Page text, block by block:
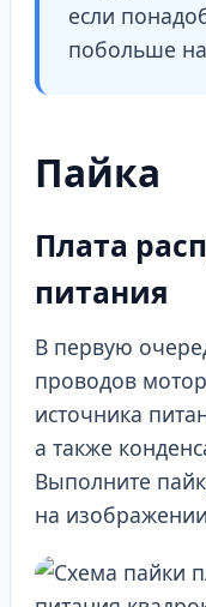
если
побольше
Пайка
Плата
питания
В первую
проводов
источника
а также
Выполните
на